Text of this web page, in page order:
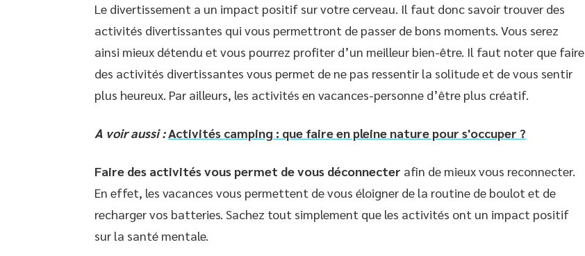
Le divertissement a un impact positif sur votre cerveau. Il faut donc savoir trouver des
activités divertissantes qui vous permettront de passer de bons moments. Vous serez
ainsi mieux détendu et vous pourrez profiter d’un meilleur bien-être. Il faut noter que faire
des activités divertissantes vous permet de ne pas ressentir la solitude et de vous sentir
plus heureux. Par ailleurs, les activités en vacances-personne d’être plus créatif.
A voir aussi :Activités camping : que faire en pleine nature pour s'occuper ?
Faire des activités vous permet de vous déconnecter afin de mieux vous reconnecter.
En effet, les vacances vous permettent de vous éloigner de la routine de boulot et de
recharger vos batteries. Sachez tout simplement que les activités ont un impact positif
sur la santé mentale.